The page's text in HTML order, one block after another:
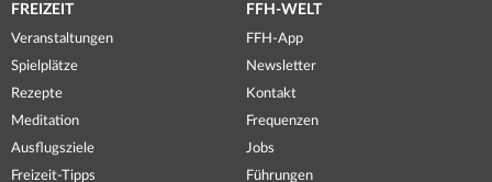
FREIZEIT
Veranstaltungen
Spielplätze
Rezepte
Meditation
Ausflugsziele
Freizeit-Tipps
FFH-WELT
FFH-App
Newsletter
Kontakt
Frequenzen
Jobs
Führungen